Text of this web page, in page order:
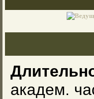
академ.